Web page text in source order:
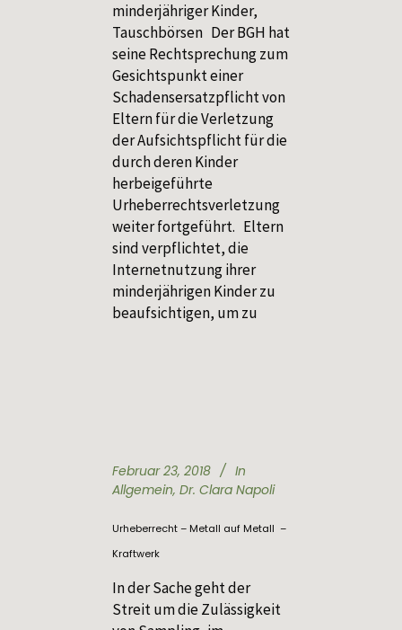
minderjähriger Kinder,
Tauschbörsen Der BGH hat
seine Rechtsprechung zum
Gesichtspunkt einer
Schadensersatzpflicht von
Eltern für die Verletzung
der Aufsichtspflicht für die
durch deren Kinder
herbeigeführte
Urheberrechtsverletzung
weiter fortgeführt. Eltern
sind verpflichtet, die
Internetnutzung ihrer
minderjährigen Kinder zu
beaufsichtigen, um zu
Februar 23, 2018
In
Allgemein, Dr. Clara Napoli
Urheberrecht – Metall auf Metall –
Kraftwerk
In der Sache geht der
Streit um die Zulässigkeit